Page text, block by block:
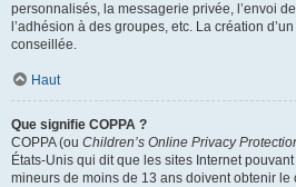
personnalisés, la messagerie privée, l’envoi
l’adhésion à des groupes, etc. La création
conseillée.
Haut
Que signifie COPPA ?
COPPA (ou Children’s Online Privacy
États-Unis qui dit que les sites Internet
mineurs de moins de 13 ans doivent obtenir